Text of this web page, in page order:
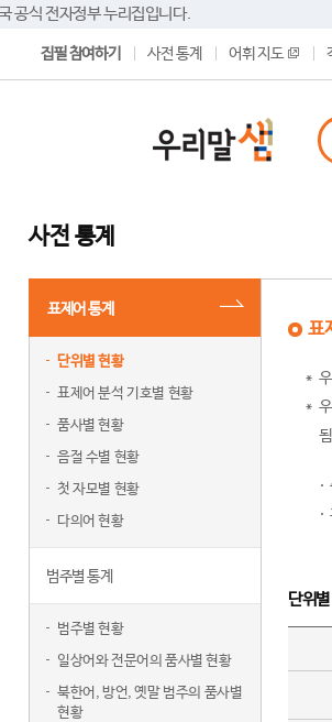
공식 전자정부 누리집입니다.
집필 참여하기 사전 통계 어휘 지도
사전 통계
표제어 통계
단위별 현황
표제어 분석 기호별 현황
품사별 현황
음절 수별 현황
첫 자모별 현황
다의어 현황
범주별 통계
범주별 현황
일상어와 전문어의 품사별 현황
북한어, 방언, 옛말 범주의 품사별
현황
표
단위